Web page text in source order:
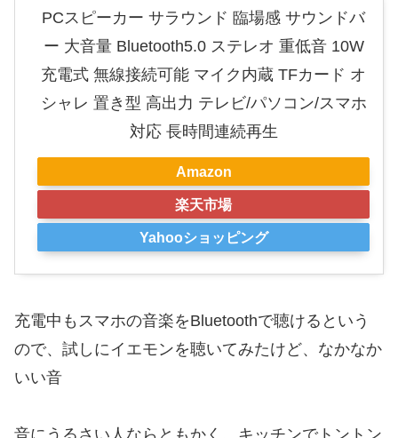
PCスピーカー サラウンド 臨場感 サウンドバ
ー 大音量 Bluetooth5.0 ステレオ 重低音 10W
充電式 無線接続可能 マイク内蔵 TFカード オ
シャレ 置き型 高出力 テレビ/パソコン/スマホ
対応 長時間連続再生
Amazon
楽天市場
Yahooショッピング
充電中もスマホの音楽をBluetoothで聴けるという
ので、試しにイエモンを聴いてみたけど、なかなか
いい音